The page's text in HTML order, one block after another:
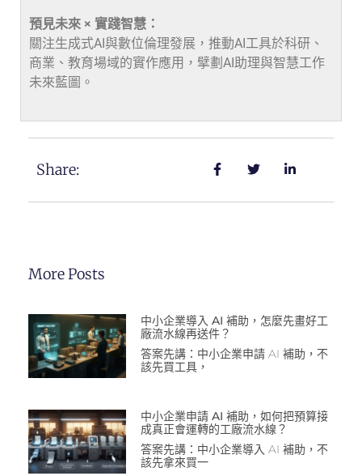
預見未來 × 實踐智慧：
關注生成式AI與數位倫理發展，推動AI工具於科研、
商業、教育場域的實作應用，擘劃AI助理與智慧工作
未來藍圖。
Share:
More Posts
中小企業導入 AI 補助，怎麼先畫好工
廠流水線再送件？
答案先講：中小企業申請 AI 補助，不
該先買工具，
中小企業申請 AI 補助，如何把預算接
成真正會運轉的工廠流水線？
答案先講：中小企業導入 AI 補助，不
該先拿來買一